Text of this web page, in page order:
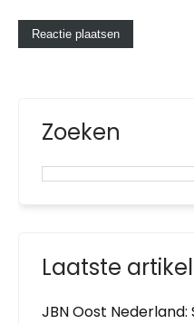
Zoeken
Laatste
JBN Oost